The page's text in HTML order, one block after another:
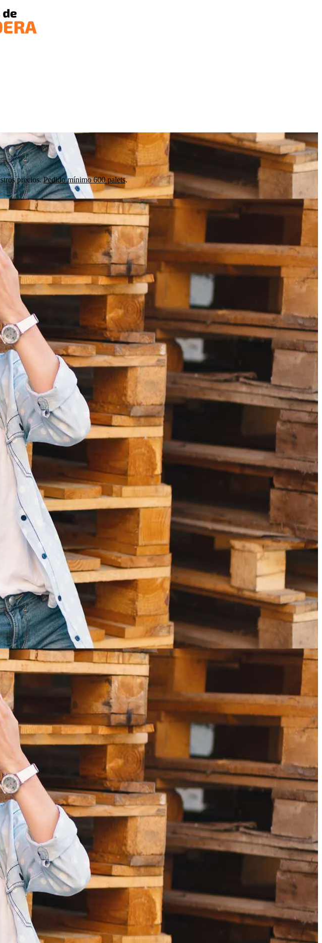
precios.Pedido mínimo 600 palets.